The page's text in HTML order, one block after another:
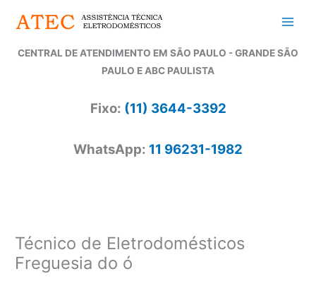
para
conteúdo
CENTRAL DE ATENDIMENTO EM SÃO PAULO - GRANDE SÃO
PAULO E ABC PAULISTA
Fixo: (11) 3644-3392
WhatsApp: 11 96231-1982
Técnico de Eletrodomésticos
Freguesia do ó